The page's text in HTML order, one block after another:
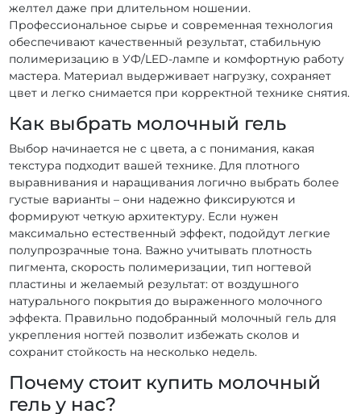
желтел даже при длительном ношении.
Профессиональное сырье и современная технология
обеспечивают качественный результат, стабильную
полимеризацию в УФ/LED-лампе и комфортную работу
мастера. Материал выдерживает нагрузку, сохраняет
цвет и легко снимается при корректной технике снятия.
Как выбрать молочный гель
Выбор начинается не с цвета, а с понимания, какая
текстура подходит вашей технике. Для плотного
выравнивания и наращивания логично выбрать более
густые варианты – они надежно фиксируются и
формируют четкую архитектуру. Если нужен
максимально естественный эффект, подойдут легкие
полупрозрачные тона. Важно учитывать плотность
пигмента, скорость полимеризации, тип ногтевой
пластины и желаемый результат: от воздушного
натурального покрытия до выраженного молочного
эффекта. Правильно подобранный молочный гель для
укрепления ногтей позволит избежать сколов и
сохранит стойкость на несколько недель.
Почему стоит купить молочный
гель у нас?